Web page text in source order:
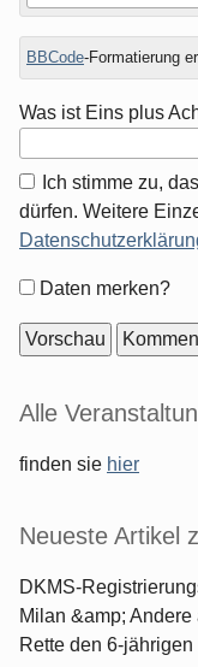
BBCode-Formatierung
Was ist Eins plus
Ich stimme zu,
dürfen. Weitere
Formular-
Daten merken?
Seitenleiste
Alle
finden sie hier
Neueste Artikel
DKMS-
Milan &amp;
Rette den 6-